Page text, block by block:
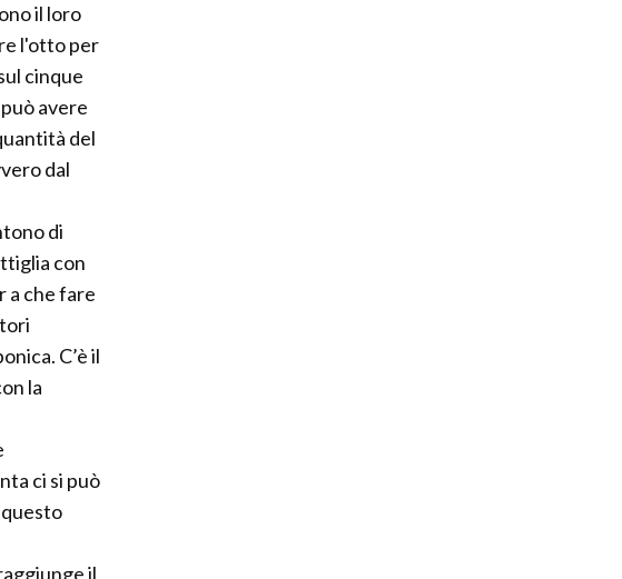
il loro
l'otto per
cinque
avere
del
dal
di
con
a che fare
C’è il
la
ci si può
il